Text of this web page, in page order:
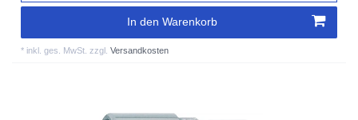
In den Warenkorb
* inkl. ges. MwSt. zzgl.Versandkosten